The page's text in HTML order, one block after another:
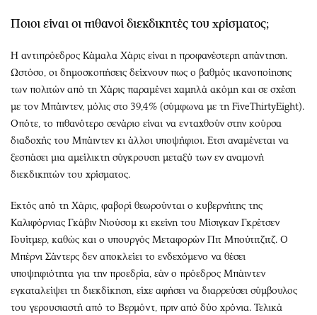
Ποιοι είναι οι πιθανοί διεκδικητές του χρίσματος;
Η αντιπρόεδρος Κάμαλα Χάρις είναι η προφανέστερη απάντηση.
Ωστόσο, οι δημοσκοπήσεις δείχνουν πως ο βαθμός ικανοποίησης
των πολιτών από τη Χάρις παραμένει χαμηλά ακόμη και σε σχέση
με τον Μπάιντεν, μόλις στο 39,4% (σύμφωνα με τη FiveThirtyEight).
Οπότε, το πιθανότερο σενάριο είναι να ενταχθούν στην κούρσα
διαδοχής του Μπάιντεν κι άλλοι υποψήφιοι. Ετσι αναμένεται να
ξεσπάσει μια αμείλικτη σύγκρουση μεταξύ των εν αναμονή
διεκδικητών του χρίσματος.
Εκτός από τη Χάρις, φαβορί θεωρούνται ο κυβερνήτης της
Καλιφόρνιας Γκάβιν Νιούσομ κι εκείνη του Μίσιγκαν Γκρέτσεν
Γουίτμερ, καθώς και ο υπουργός Μεταφορών Πιτ Μπούτιτζιτζ. Ο
Μπέρνι Σάντερς δεν αποκλείει το ενδεχόμενο να θέσει
υποψηφιότητα για την προεδρία, εάν ο πρόεδρος Μπάιντεν
εγκαταλείψει τη διεκδίκηση, είχε αφήσει να διαρρεύσει σύμβουλος
του γερουσιαστή από το Βερμόντ, πριν από δύο χρόνια. Τελικά